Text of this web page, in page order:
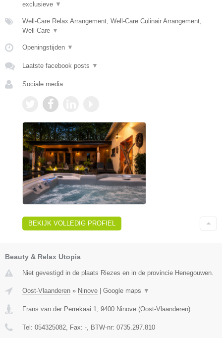
exclusieve ▼
Well-Care Relax Arrangement, Well-Care Culinair Arrangement,
Well-Care ▼
Openingstijden ▼
Laatste facebook posts ▼
Sociale media:
BEKIJK VOLLEDIG PROFIEL
Beauty & Relax Utopia
Niet gevestigd in de plaats Riezes en in de provincie Henegouwen.
Oost-Vlaanderen » Ninove | Google maps ▼
Frans van der Perrekaai 1 9400 Ninove (Oost-Vlaanderen)
Tel: 054325082 , Fax: - , BTW-nr: 0735.297.810